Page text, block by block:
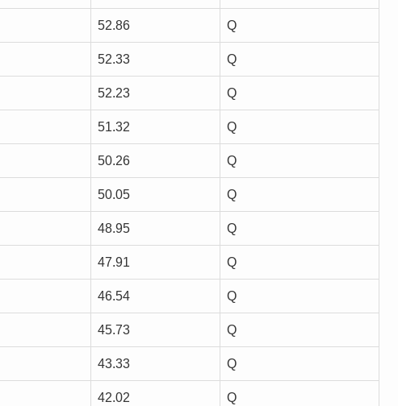
52.86 Q
52.33 Q
52.23 Q
51.32 Q
50.26 Q
50.05 Q
48.95 Q
47.91 Q
46.54 Q
45.73 Q
43.33 Q
42.02 Q